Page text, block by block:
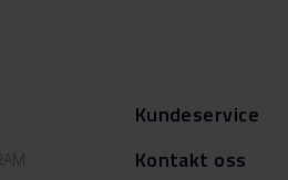
Kundeservice
Kontakt oss